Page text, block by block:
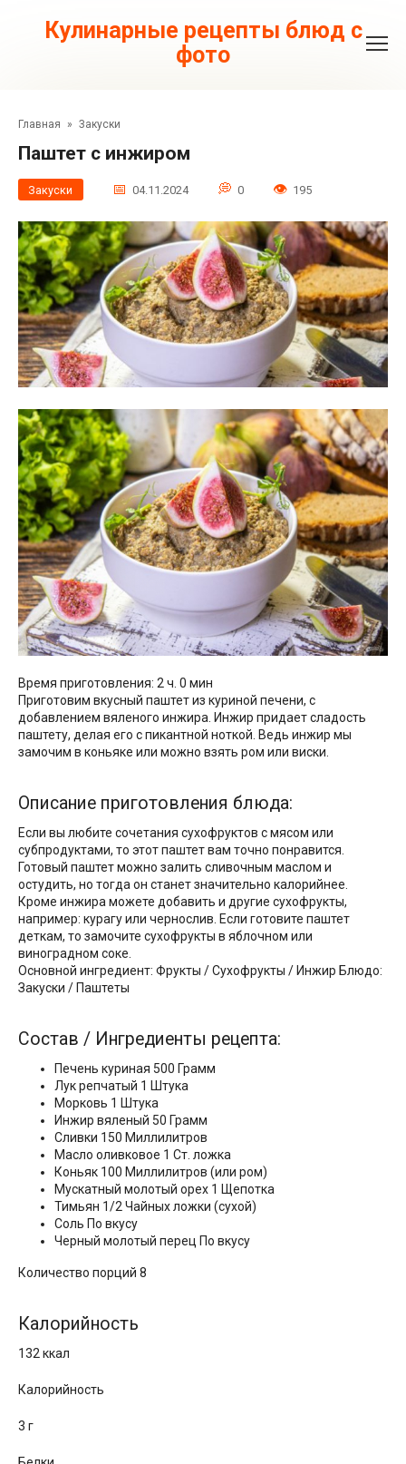
контентуКулинарные рецепты блюд с
фото
Главная » Закуски
Паштет с инжиром
Закуски 04.11.2024 0 195
Время приготовления: 2 ч. 0 мин
Приготовим вкусный паштет из куриной печени, с
добавлением вяленого инжира. Инжир придает сладость
паштету, делая его с пикантной ноткой. Ведь инжир мы
замочим в коньяке или можно взять ром или виски.
Описание приготовления блюда:
Если вы любите сочетания сухофруктов с мясом или
субпродуктами, то этот паштет вам точно понравится.
Готовый паштет можно залить сливочным маслом и
остудить, но тогда он станет значительно калорийнее.
Кроме инжира можете добавить и другие сухофрукты,
например: курагу или чернослив. Если готовите паштет
деткам, то замочите сухофрукты в яблочном или
виноградном соке.
Основной ингредиент: Фрукты / Сухофрукты / Инжир Блюдо:
Закуски / Паштеты
Состав / Ингредиенты рецепта:
Печень куриная 500 Грамм
Лук репчатый 1 Штука
Морковь 1 Штука
Инжир вяленый 50 Грамм
Сливки 150 Миллилитров
Масло оливковое 1 Ст. ложка
Коньяк 100 Миллилитров (или ром)
Мускатный молотый орех 1 Щепотка
Тимьян 1/2 Чайных ложки (сухой)
Соль По вкусу
Черный молотый перец По вкусу
Количество порций 8
Калорийность
132 ккал
Калорийность
3 г